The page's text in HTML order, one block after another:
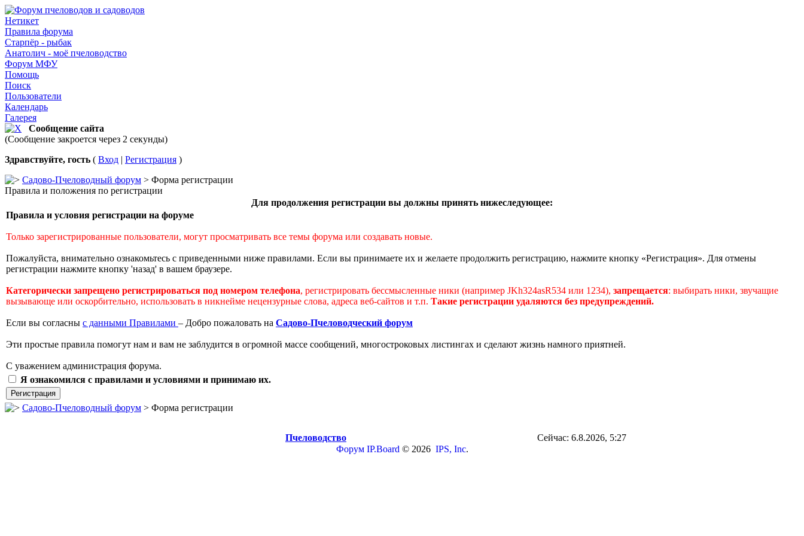
Нетикет
Правила форума
Старпёр - рыбак
Анатолич - моё пчеловодство
Форум МФУ
Помощь
Поиск
Пользователи
Календарь
Галерея
Сообщение сайта
(Сообщение закроется через 2 секунды)
Здравствуйте, гость ( Вход | Регистрация )
Садово-Пчеловодный форум > Форма регистрации
Правила и положения по регистрации
Для продолжения регистрации вы должны принять нижеследующее:
Правила и условия регистрации на форуме
Только зарегистрированные пользователи, могут просматривать все темы форума или создавать новые.
Пожалуйста, внимательно ознакомьтесь с приведенными ниже правилами. Если вы принимаете их и желаете продолжить регистрацию, нажмите кнопку «Регистрация». Для отмены
регистрации нажмите кнопку 'назад' в вашем браузере.
Категорически запрещено регистрироваться под номером телефона, регистрировать бессмысленные ники (например JKh324asR534 или 1234), запрещается: выбирать ники, звучащие
вызывающе или оскорбительно, использовать в никнейме нецензурные слова, адреса веб-сайтов и т.п. Такие регистрации удаляются без предупреждений.
Если вы согласны с данными Правилами – Добро пожаловать на Садово-Пчеловодческий форум
Эти простые правила помогут нам и вам не заблудится в огромной массе сообщений, многостроковых листингах и сделают жизнь намного приятней.
С уважением администрация форума.
Я ознакомился с правилами и условиями и принимаю их.
Садово-Пчеловодный форум > Форма регистрации
Пчеловодство
Сейчас: 6.8.2026, 5:27
Форум IP.Board © 2026 IPS, Inc.